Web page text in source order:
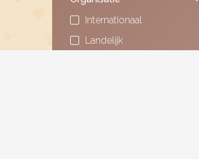
Internationaal
Landelijk